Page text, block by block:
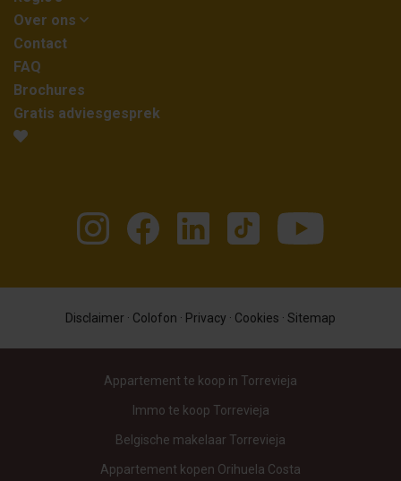
Over ons
Contact
FAQ
Brochures
Gratis adviesgesprek
Disclaimer · Colofon · Privacy · Cookies · Sitemap
Appartement te koop in Torrevieja
Immo te koop Torrevieja
Belgische makelaar Torrevieja
Appartement kopen Orihuela Costa